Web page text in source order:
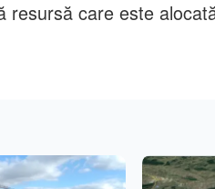
resursă care este